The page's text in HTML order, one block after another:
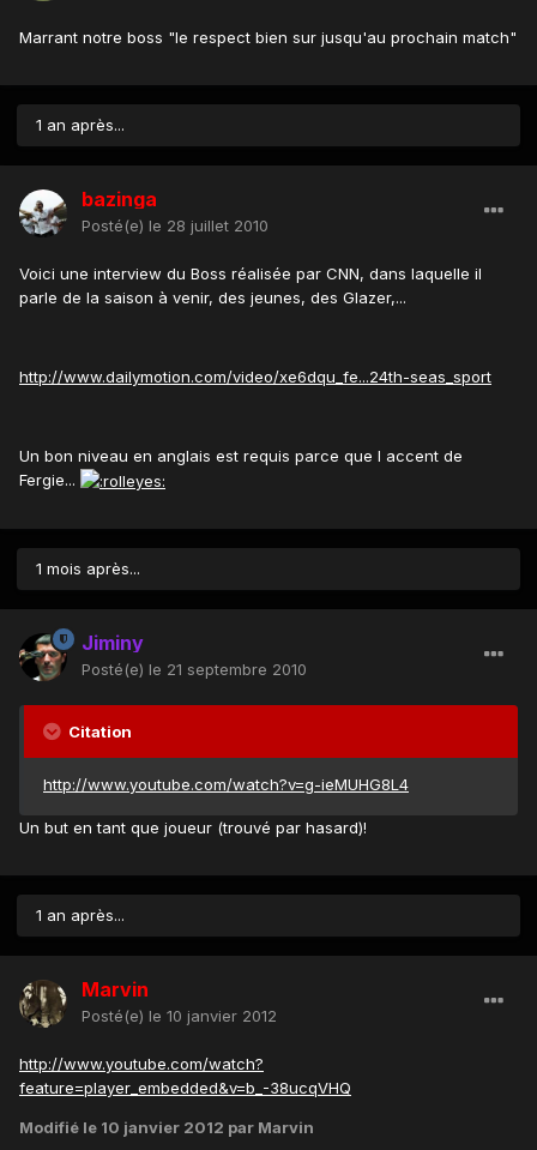
Marrant notre boss "le respect bien sur jusqu'au prochain match"
1 an après...
bazinga
Posté(e) le 28 juillet 2010
Voici une interview du Boss réalisée par CNN, dans laquelle il
parle de la saison à venir, des jeunes, des Glazer,...
http://www.dailymotion.com/video/xe6dqu_fe...24th-seas_sport
Un bon niveau en anglais est requis parce que l accent de
Fergie...
1 mois après...
Jiminy
Posté(e) le 21 septembre 2010
Citation
http://www.youtube.com/watch?v=g-ieMUHG8L4
Un but en tant que joueur (trouvé par hasard)!
1 an après...
Marvin
Posté(e) le 10 janvier 2012
http://www.youtube.com/watch?
feature=player_embedded&v=b_-38ucqVHQ
Modifié le 10 janvier 2012 par Marvin